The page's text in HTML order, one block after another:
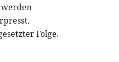
Folge.